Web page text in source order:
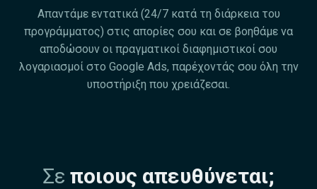
Απαντάμε εντατικά (24/7 κατά τη διάρκεια του
προγράμματος) στις απορίες σου και σε βοηθάμε να
αποδώσουν οι πραγματικοί διαφημιστικοί σου
λογαριασμοί στο Google Ads, παρέχοντάς σου όλη την
υποστήριξη που χρειάζεσαι.
Σε ποιους απευθύνεται;